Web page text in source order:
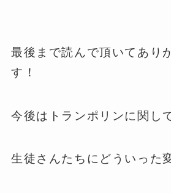
最後まで読んで頂いてあり
す！
今後はトランポリンに関し
生徒さんたちにどういった